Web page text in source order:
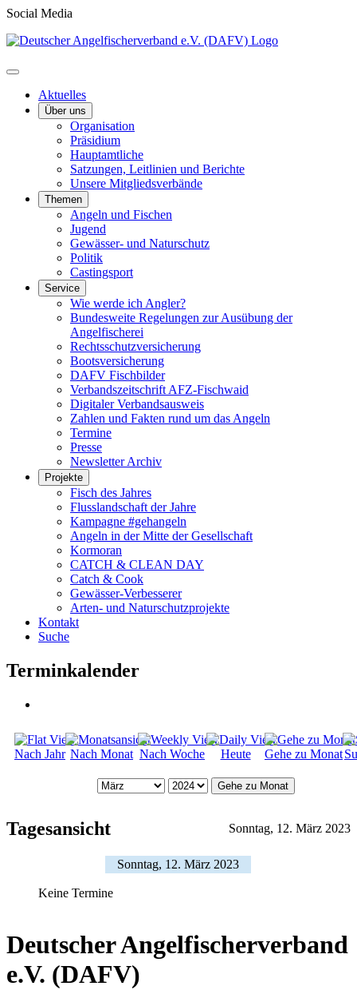
Social Media
Aktuelles
Über uns
Organisation
Präsidium
Hauptamtliche
Satzungen, Leitlinien und Berichte
Unsere Mitgliedsverbände
Themen
Angeln und Fischen
Jugend
Gewässer- und Naturschutz
Politik
Castingsport
Service
Wie werde ich Angler?
Bundesweite Regelungen zur Ausübung der
Angelfischerei
Rechtsschutzversicherung
Bootsversicherung
DAFV Fischbilder
Verbandszeitschrift AFZ-Fischwaid
Digitaler Verbandsausweis
Zahlen und Fakten rund um das Angeln
Termine
Presse
Newsletter Archiv
Projekte
Fisch des Jahres
Flusslandschaft der Jahre
Kampagne #gehangeln
Angeln in der Mitte der Gesellschaft
Kormoran
CATCH & CLEAN DAY
Catch & Cook
Gewässer-Verbesserer
Arten- und Naturschutzprojekte
Kontakt
Suche
Terminkalender
Nach Jahr Nach Monat Nach Woche Heute Gehe zu Monat
Gehe zu Monat
Tagesansicht Sonntag, 12. März 2023
Sonntag, 12. März 2023
Keine Termine
Deutscher Angelfischerverband
e.V. (DAFV)